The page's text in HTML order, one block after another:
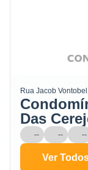
Rua Jacob
Das
-- -- --
Ver